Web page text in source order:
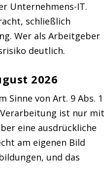
Unternehmens-IT.
schließlich
Wer als Arbeitgeber
deutlich.
2026
von Art. 9 Abs. 1
Verarbeitung ist nur
eine ausdrückliche
am eigenen Bild
und das